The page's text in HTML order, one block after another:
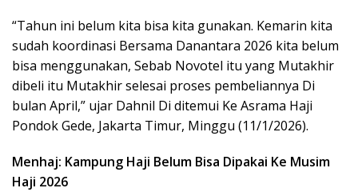
“Tahun ini belum kita bisa kita gunakan. Kemarin kita
sudah koordinasi Bersama Danantara 2026 kita belum
bisa menggunakan, Sebab Novotel itu yang Mutakhir
dibeli itu Mutakhir selesai proses pembeliannya Di
bulan April,” ujar Dahnil Di ditemui Ke Asrama Haji
Pondok Gede, Jakarta Timur, Minggu (11/1/2026).
Menhaj: Kampung Haji Belum Bisa Dipakai Ke Musim
Haji 2026